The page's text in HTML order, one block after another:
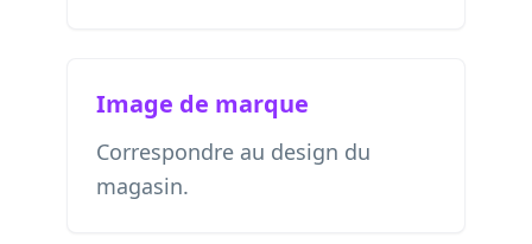
Image de marque
Correspondre au design du
magasin.